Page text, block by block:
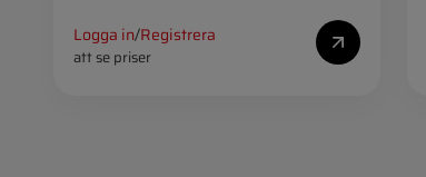
Logga in/Registrera
att se priser